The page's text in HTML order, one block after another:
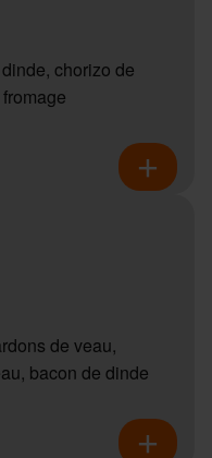
chorizo de
de veau,
bacon de dinde